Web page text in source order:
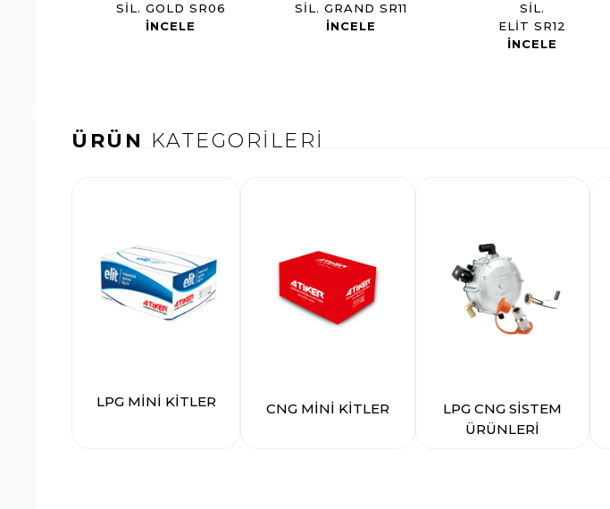
SIL. GOLD SR06
INCELE
SIL. GRAND SR11
INCELE
SIL.
ELIT SR12
INCELE
ÜRÜN KATEGORİLERİ
LPG MİNİ KİTLER CNG MİNİ KİTLER
LPG CNG SİSTEM
ÜRÜNLERİ